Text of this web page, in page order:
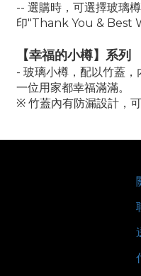
-- 選購時，可選擇玻璃
印"Thank You & Best
【幸福的小樽】系列
- 玻璃小樽，配以竹蓋
一位用家都幸福滿滿。
※ 竹蓋內有防漏設計，